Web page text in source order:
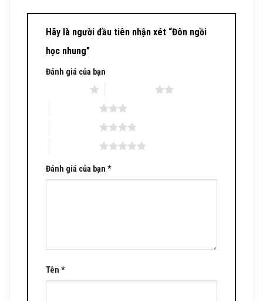
Hãy là người đầu tiên nhận xét “Đôn ngồi
học nhung”
Đánh giá của bạn
Đánh giá của bạn *
Tên *